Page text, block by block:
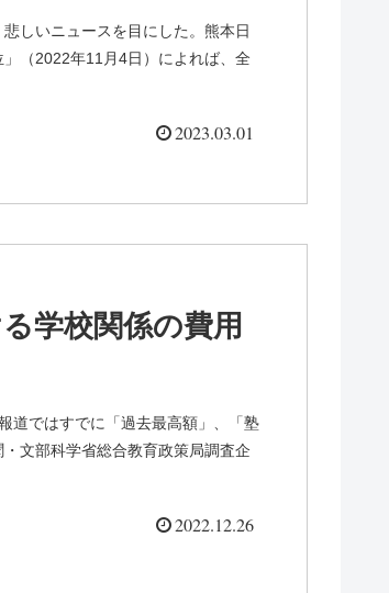
しいニュースを目にした。熊本日
（2022年11月4日）によれば、全
2023.03.01
学校関係の費用
道ではすでに「過去最高額」、「塾
文部科学省総合教育政策局調査企
2022.12.26